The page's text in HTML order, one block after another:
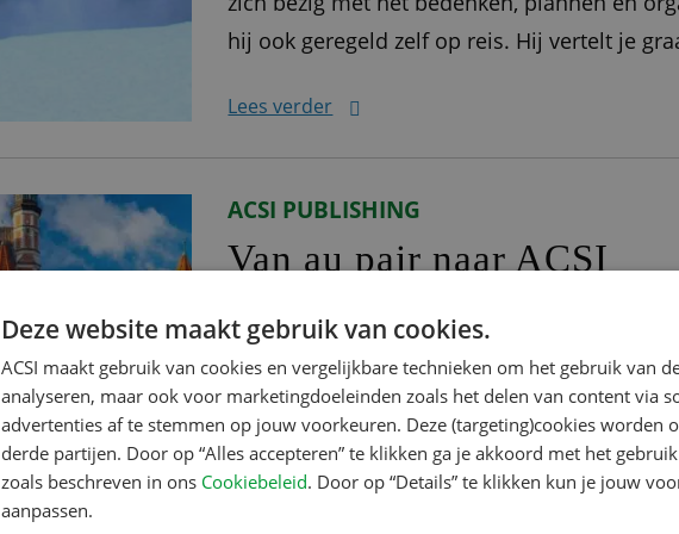
hij ook geregeld zelf op reis. Hij vertelt je
organiseren groepsreizen
Lees verder
ACSI PUBLISHING
Van au pair naar ACSI
Anja Kierzek begon haar avontuurlijke reis
leeftijd haar geboorteland Polen verliet om
Ze vestigde zich in Bilthoven, bij Utrecht,
de eerste twee jaar leerde ze om het
Lees verder
Deze website maakt gebruik van cookies.
ACSI maakt gebruik van cookies en vergelijkbare technieken om het gebruik van
analyseren, maar ook voor marketingdoeleinden zoals het delen van content via
advertenties af te stemmen op jouw voorkeuren. Deze (targeting)cookies worden
derde partijen. Door op “Alles accepteren” te klikken ga je akkoord met het
zoals beschreven in ons Cookiebeleid. Door op “Details” te klikken kun je jouw
aanpassen.